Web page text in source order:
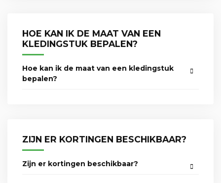
HOE KAN IK DE MAAT VAN EEN
KLEDINGSTUK BEPALEN?
Hoe kan ik de maat van een kledingstuk
bepalen?
ZIJN ER KORTINGEN BESCHIKBAAR?
Zijn er kortingen beschikbaar?